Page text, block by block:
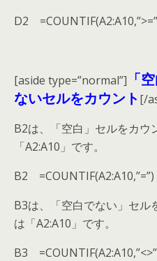
D2
[aside type=”normal”] 「
ないセルをカウント [/
B2は、「空白」セルをカウ
「A2:A10」です。
B2 =COUNTIF(A2:A10,”=”)
B3は、「空白でない」セル
は「A2:A10」です。
B3